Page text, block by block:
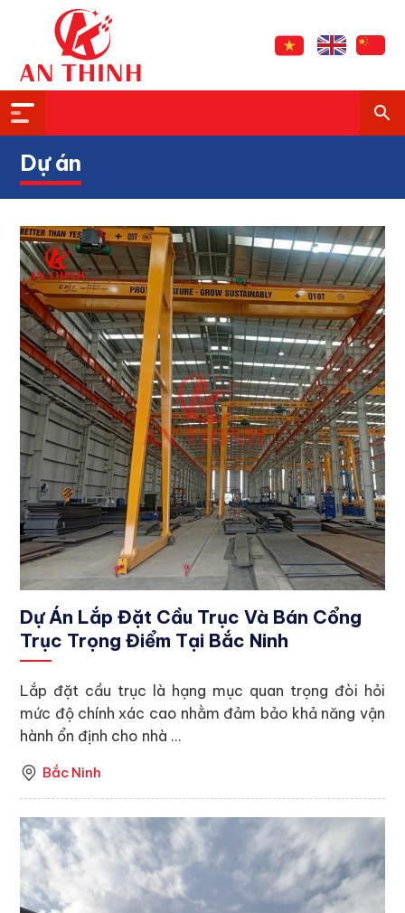
Dự án
Dự Án Lắp Đặt Cầu Trục Và Bán Cổng
Trục Trọng Điểm Tại Bắc Ninh
Lắp đặt cầu trục là hạng mục quan trọng đòi hỏi
mức độ chính xác cao nhằm đảm bảo khả năng vận
hành ổn định cho nhà ...
Bắc Ninh